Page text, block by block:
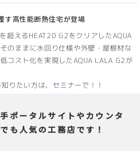
す高性能断熱住宅が登場
超えるHEAT20 G2をクリアしたAQUA
のままに水回り仕様や外壁・屋根材な
コスト化を実現したAQUA LALA G2が
りたい方は、 セミナーで！！
ポータルサイトやカウンタ
も人気の工務店です！